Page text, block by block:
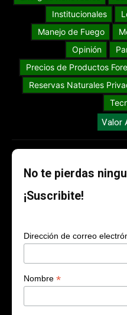
Institucionales
Manejo de Fuego
Opinión
Precios de Productos
Reservas Naturales
Valor
No te pierdas
¡Suscribite!
Dirección de correo
Nombre *